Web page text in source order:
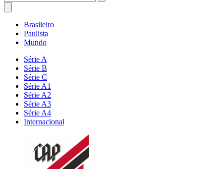
Brasileiro
Paulista
Mundo
Série A
Série B
Série C
Série A1
Série A2
Série A3
Série A4
Internacional